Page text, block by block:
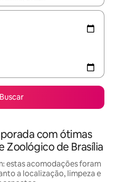
Buscar
com ótimas
Zoológico de Brasília
estas acomodações foram
a localização, limpeza e